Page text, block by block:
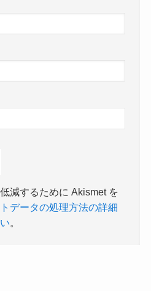
減するために Akismet を
データの処理方法の詳細
。